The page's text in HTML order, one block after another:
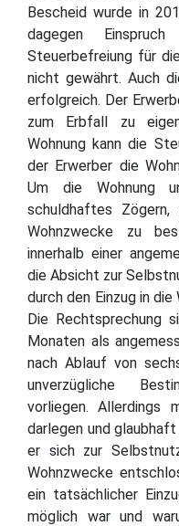
Bescheid wurde in
dagegen
Steuerbefreiung für
nicht gewährt. Auch
erfolgreich. Der
zum Erbfall zu
Wohnung kann die
der Erwerber die
Um die Wohnung
schuldhaftes
Wohnzwecke zu
innerhalb einer
die Absicht zur
durch den Einzug in
Die Rechtsprechung
Monaten als
nach Ablauf von
unverzügliche
vorliegen. Allerdings
darlegen und
er sich zur
Wohnzwecke
ein tatsächlicher
möglich war und